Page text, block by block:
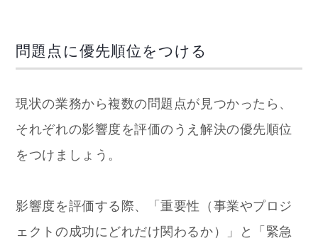
問題点に優先順位をつける
現状の業務から複数の問題点が見つかったら、
それぞれの影響度を評価のうえ解決の優先順位
をつけましょう。
影響度を評価する際、「重要性（事業やプロジ
ェクトの成功にどれだけ関わるか）」と「緊急